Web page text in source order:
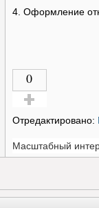
4. Оформление
0
Голос за!
Отредактировано:
Масштабный